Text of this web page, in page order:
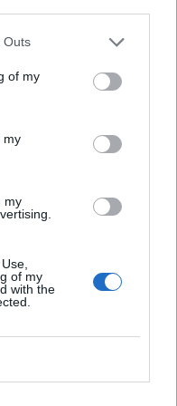
Outs
of my
my
my
of my
with the